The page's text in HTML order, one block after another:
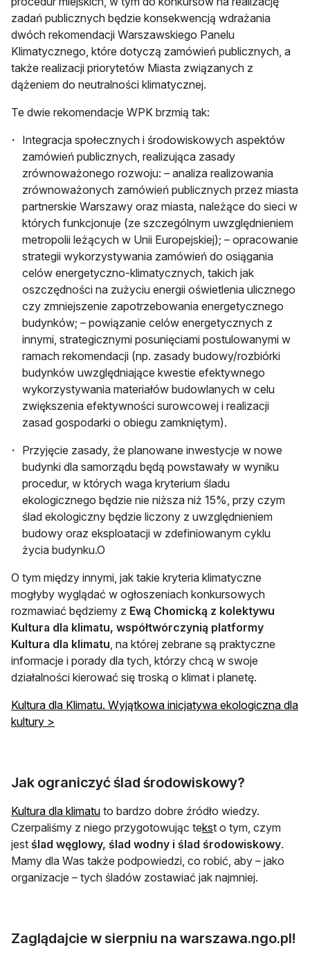
zadań publicznych będzie konsekwencją wdrażania
dwóch rekomendacji Warszawskiego Panelu
Klimatycznego, które dotyczą zamówień publicznych, a
także realizacji priorytetów Miasta związanych z
dążeniem do neutralności klimatycznej.
Te dwie rekomendacje WPK brzmią tak:
Integracja społecznych i środowiskowych aspektów
zamówień publicznych, realizująca zasady
zrównoważonego rozwoju: – analiza realizowania
zrównoważonych zamówień publicznych przez miasta
partnerskie Warszawy oraz miasta, należące do sieci w
których funkcjonuje (ze szczególnym uwzględnieniem
metropolii leżących w Unii Europejskiej); – opracowanie
strategii wykorzystywania zamówień do osiągania
celów energetyczno-klimatycznych, takich jak
oszczędności na zużyciu energii oświetlenia ulicznego
czy zmniejszenie zapotrzebowania energetycznego
budynków; – powiązanie celów energetycznych z
innymi, strategicznymi posunięciami postulowanymi w
ramach rekomendacji (np. zasady budowy/rozbiórki
budynków uwzględniające kwestie efektywnego
wykorzystywania materiałów budowlanych w celu
zwiększenia efektywności surowcowej i realizacji
zasad gospodarki o obiegu zamkniętym).
Przyjęcie zasady, że planowane inwestycje w nowe
budynki dla samorządu będą powstawały w wyniku
procedur, w których waga kryterium śladu
ekologicznego będzie nie niższa niż 15%, przy czym
ślad ekologiczny będzie liczony z uwzględnieniem
budowy oraz eksploatacji w zdefiniowanym cyklu
życia budynku.O
O tym między innymi, jak takie kryteria klimatyczne
mogłyby wyglądać w ogłoszeniach konkursowych
rozmawiać będziemy z Ewą Chomicką z kolektywu
Kultura dla klimatu, współtwórczynią platformy
Kultura dla klimatu , na której zebrane są praktyczne
informacje i porady dla tych, którzy chcą w swoje
działalności kierować się troską o klimat i planetę.
Kultura dla Klimatu. Wyjątkowa inicjatywa ekologiczna dla
kultury >
Jak ograniczyć ślad środowiskowy?
Kultura dla klimatuotwiera się w nowej karcie
to bardzo dobre źródło wiedzy.
Czerpaliśmy z niego przygotowując teksotwiera się w
t o tym, czym
jest ślad węglowy, ślad wodny i ślad środowiskowy.
Mamy dla Was także podpowiedzi, co robić, aby – jako
organizacje – tych śladów zostawiać jak najmniej.
Zaglądajcie w sierpniu na warszawa.ngo.pl!